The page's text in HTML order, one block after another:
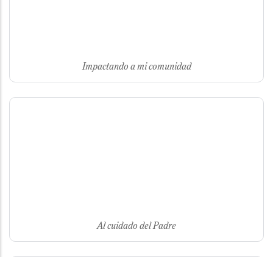
Impactando a mi comunidad
Al cuidado del Padre